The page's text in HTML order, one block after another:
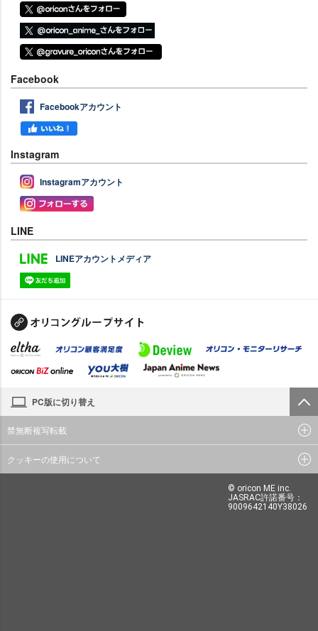
Facebook
Facebookアカウント
Instagram
Instagramアカウント
LINE
LINEアカウントメディア
PC版に切り替え
禁無断複写転載
クッキーの使用について
© oricon ME inc.
JASRAC許諾番号：
9009642140Y38026